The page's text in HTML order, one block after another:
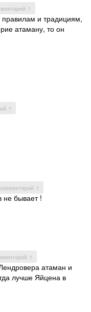
↑
правилам и традициям,
атаману, то он
↑
↑
не бывает !
↑
атаман и
лучше Яйцена в